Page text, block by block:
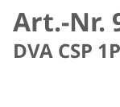
Art.-Nr.
DVA CSP